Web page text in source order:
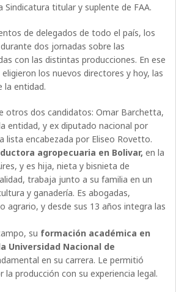
Sindicatura titular y suplente de FAA.
de delegados de todo el país, los
dos jornadas sobre las
con las distintas producciones. En ese
los nuevos directores y hoy, las
la entidad.
otros dos candidatos: Omar Barchetta,
entidad, y ex diputado nacional por
lista encabezada por Eliseo Rovetto.
agropecuaria en Bolivar, en la
y es hija, nieta y bisnieta de
trabaja junto a su familia en un
y ganadería. Es abogadas,
agrario, y desde sus 13 años integra las
su formación académica en
Universidad Nacional de
en su carrera. Le permitió
la producción con su experiencia legal.